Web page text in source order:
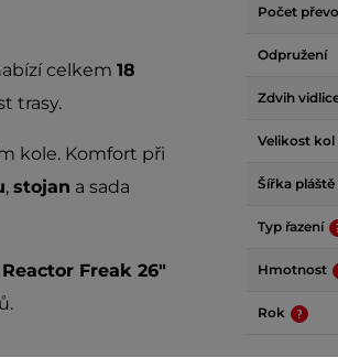
celkem 18
trasy.
kole. Komfort při
, stojan a sada
Reactor Freak 26"
Počet
Odpružení
Zdvih
Velikost kol
Šířka pláště
Typ řazení
Hmotnost
Rok